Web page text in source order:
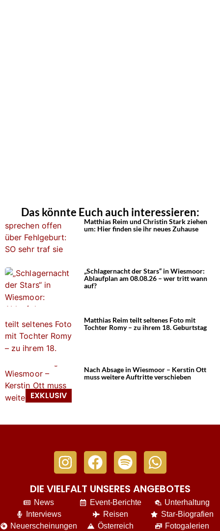
Das könnte Euch auch interessieren:
Matthias Reim und Christin Stark ziehen
um: Hier finden sie ihr neues Zuhause
„Schlagernacht der Stars“ in Wiesmoor:
Ablaufplan am 08.08.26 – wer tritt wann
auf?
Matthias Reim teilt seltenes Foto mit
Tochter Romy – zu ihrem 18. Geburtstag
Nach Absage in Wiesmoor – Kerstin Ott
muss weitere Auftritte verschieben
DIE VIELFALT UNSERES ANGEBOTES
News
Interviews
Neuerscheinungen
Event-Berichte
Reisen
Österreich
Unterhaltung
Star-Biografien
Fotogalerien